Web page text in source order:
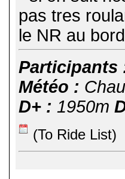
pas tres
le NR au
Participants
Météo :
D+ : 1950m
(To Ride List)